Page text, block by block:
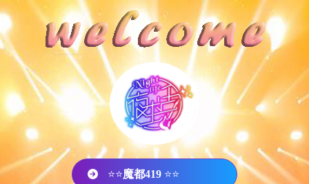
⭐⭐魔都419 ⭐⭐